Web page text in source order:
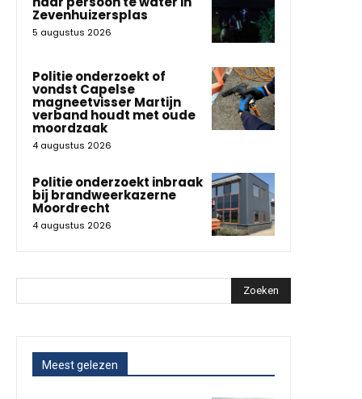
Zevenhuizersplas
5 augustus 2026
Politie onderzoekt of
vondst Capelse
magneetvisser Martijn
verband houdt met oude
moordzaak
4 augustus 2026
Politie onderzoekt inbraak
bij brandweerkazerne
Moordrecht
4 augustus 2026
Zoeken
Meest gelezen